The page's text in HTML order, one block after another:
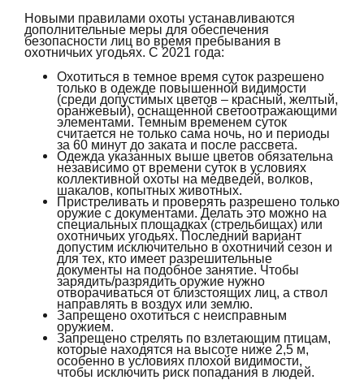
Новыми правилами охоты устанавливаются
дополнительные меры для обеспечения
безопасности лиц во время пребывания в
охотничьих угодьях. С 2021 года:
Охотиться в темное время суток разрешено
только в одежде повышенной видимости
(среди допустимых цветов – красный, желтый,
оранжевый), оснащенной светоотражающими
элементами. Темным временем суток
считается не только сама ночь, но и периоды
за 60 минут до заката и после рассвета.
Одежда указанных выше цветов обязательна
независимо от времени суток в условиях
коллективной охоты на медведей, волков,
шакалов, копытных животных.
Пристреливать и проверять разрешено только
оружие с документами. Делать это можно на
специальных площадках (стрельбищах) или
охотничьих угодьях. Последний вариант
допустим исключительно в охотничий сезон и
для тех, кто имеет разрешительные
документы на подобное занятие. Чтобы
зарядить/разрядить оружие нужно
отворачиваться от близстоящих лиц, а ствол
направлять в воздух или землю.
Запрещено охотиться с неисправным
оружием.
Запрещено стрелять по взлетающим птицам,
которые находятся на высоте ниже 2,5 м,
особенно в условиях плохой видимости,
чтобы исключить риск попадания в людей.